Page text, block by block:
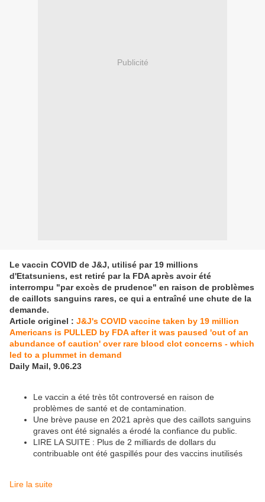
Publicité
Le vaccin COVID de J&J, utilisé par 19 millions
d'Etatsuniens, est retiré par la FDA après avoir été
interrompu "par excès de prudence" en raison de problèmes
de caillots sanguins rares, ce qui a entraîné une chute de la
demande.
Article originel : J&J's COVID vaccine taken by 19 million
Americans is PULLED by FDA after it was paused 'out of an
abundance of caution' over rare blood clot concerns - which
led to a plummet in demand
Daily Mail, 9.06.23
Le vaccin a été très tôt controversé en raison de
problèmes de santé et de contamination.
Une brève pause en 2021 après que des caillots sanguins
graves ont été signalés a érodé la confiance du public.
LIRE LA SUITE : Plus de 2 milliards de dollars du
contribuable ont été gaspillés pour des vaccins inutilisés
Lire la suite